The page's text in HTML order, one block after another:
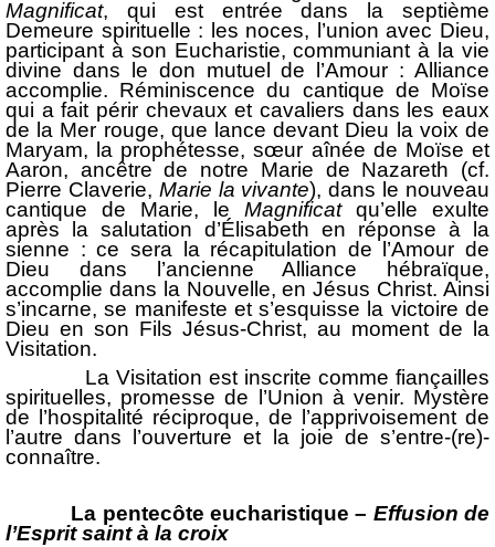
Magnificat, qui est entrée dans la septième
Demeure spirituelle : les noces, l’union avec Dieu,
participant à son Eucharistie, communiant à la vie
divine dans le don mutuel de l’Amour : Alliance
accomplie. Réminiscence du cantique de Moïse
qui a fait périr chevaux et cavaliers dans les eaux
de la Mer rouge, que lance devant Dieu la voix de
Maryam, la prophétesse, sœur aînée de Moïse et
Aaron, ancêtre de notre Marie de Nazareth (cf.
Pierre Claverie, Marie la vivante), dans le nouveau
cantique de Marie, le Magnificatqu’elle exulte
après la salutation d’Élisabeth en réponse à la
sienne : ce sera la récapitulation de l’Amour de
Dieu dans l’ancienne Alliance hébraïque,
accomplie dans la Nouvelle, en Jésus Christ. Ainsi
s’incarne, se manifeste et s’esquisse la victoire de
Dieu en son Fils Jésus-Christ, au moment de la
Visitation.
La Visitation est inscrite comme fiançailles
spirituelles, promesse de l’Union à venir. Mystère
de l’hospitalité réciproque, de l’apprivoisement de
l’autre dans l’ouverture et la joie de s’entre-(re)-
connaître.
La pentecôte eucharistique – Effusion de
l’Esprit saint à la croix